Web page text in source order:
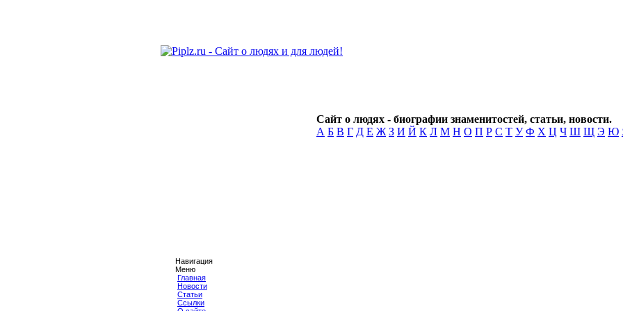
Сайт о людях - биографии знаменитостей, статьи, новости.
А Б В Г Д Е Ж З И Й К Л М Н О П Р С Т У Ф Х Ц Ч Ш Щ Э Ю
Навигация
Меню
Главная
Новости
Статьи
Ссылки